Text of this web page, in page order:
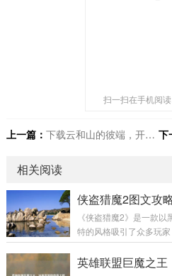
扫一扫在手机阅
上一篇： 下载云和山的彼端，开启奇幻游戏之旅 下
相关阅读
侠盗猎魔2图文攻
《侠盗猎魔2》是一款
特的风格吸引了众多玩
富有挑战性的战斗让不
份详细的图文攻略，助
英雄联盟巨魔之